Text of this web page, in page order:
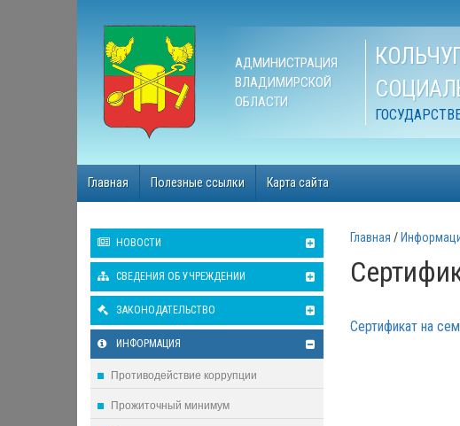
АДМИНИСТРАЦИЯ
ВЛАДИМИРСКОЙ
ОБЛАСТИ
Главная Полезные ссылки Карта сайта
НОВОСТИ
СВЕДЕНИЯ ОБ УЧРЕЖДЕНИИ
ЗАКОНОДАТЕЛЬСТВО
ИНФОРМАЦИЯ
Противодействие коррупции
Прожиточный минимум
Главная
Сертификат на